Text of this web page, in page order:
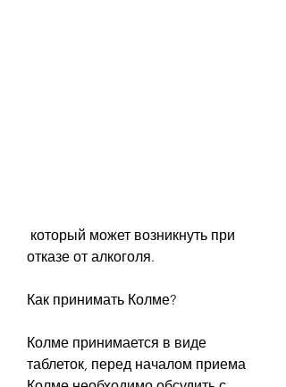
отказе от алкоголя.
Как принимать Колме?
Колме принимается в виде
таблеток, перед началом приема